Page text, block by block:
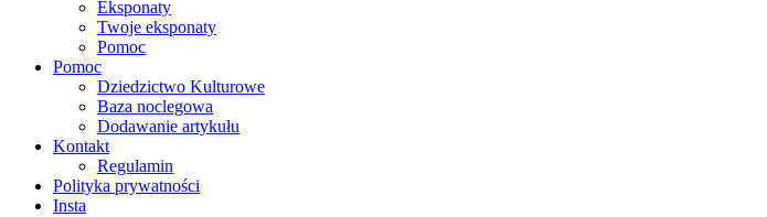
Eksponaty
Twoje eksponaty
Pomoc
Pomoc
Dziedzictwo Kulturowe
Baza noclegowa
Dodawanie artykułu
Kontakt
Regulamin
Polityka prywatności
Insta